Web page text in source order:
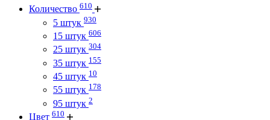
Количество 610
5 штук 930
15 штук 606
25 штук 304
35 штук 155
45 штук 10
55 штук 178
95 штук 2
Цвет 610